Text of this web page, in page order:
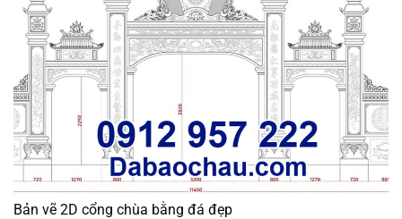
Bản vẽ 2D cổng chùa bằng đá đẹp